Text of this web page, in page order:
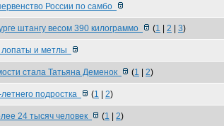
России по самбо
штангу весом 390 килограммо (1 2 3)
лопаты и метлы
стала Татьяна Деменок (1 2)
подростка (1 2)
24 тысяч человек (1 2)